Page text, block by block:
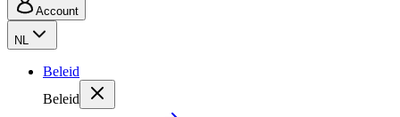
Account
NL
Beleid
Beleid